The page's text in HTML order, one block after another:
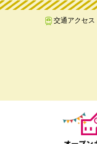
交通アクセス